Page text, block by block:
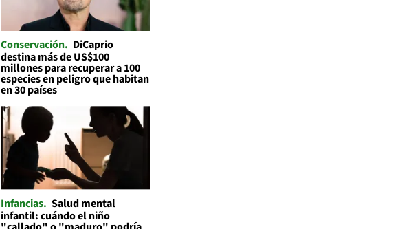
Conservación DiCaprio
destina más de US$100
millones para recuperar a 100
especies en peligro que habitan
en 30 países
Infancias Salud mental
infantil: cuándo el niño